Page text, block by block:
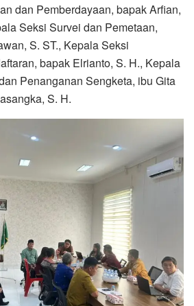
dan Pemberdayaan, bapak Arfian,
Seksi Survei dan Pemetaan,
S. ST., Kepala Seksi
bapak Elrianto, S. H., Kepala
Penanganan Sengketa, ibu Gita
S. H.